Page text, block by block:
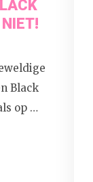
Black
op …